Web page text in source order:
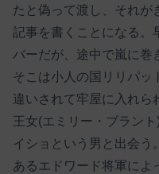
たと偽って渡し、それが
記事を書くことになる。
バーだが、途中で嵐に巻
そこは小人の国リリパッ
違いされて牢屋に入れら
王女(エミリー・ブラン
イショという男と出会う
あるエドワード将軍によ